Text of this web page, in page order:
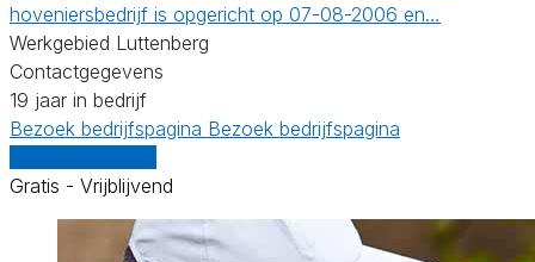
hoveniersbedrijf is opgericht op 07-08-2006 en…
Werkgebied Luttenberg
Contactgegevens
19 jaar in bedrijf
Bezoek bedrijfspagina Bezoek bedrijfspagina
Gratis - Vrijblijvend